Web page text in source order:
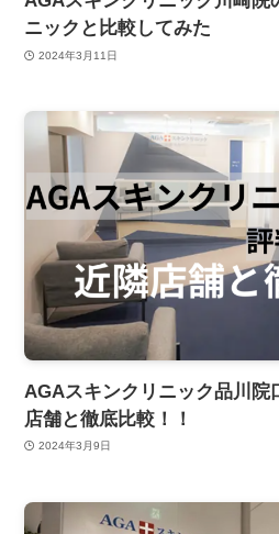
ニックと比較してみた
2024年3月11日
AGAスキンクリニック品川院
店舗と徹底比較！！
2024年3月9日